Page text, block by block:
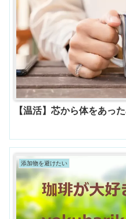
【温活】芯から体をあっ
添加物を避けたい